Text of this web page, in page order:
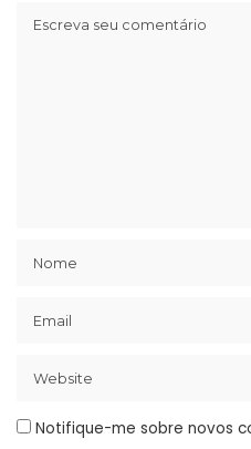
Notifique-me sobre novos